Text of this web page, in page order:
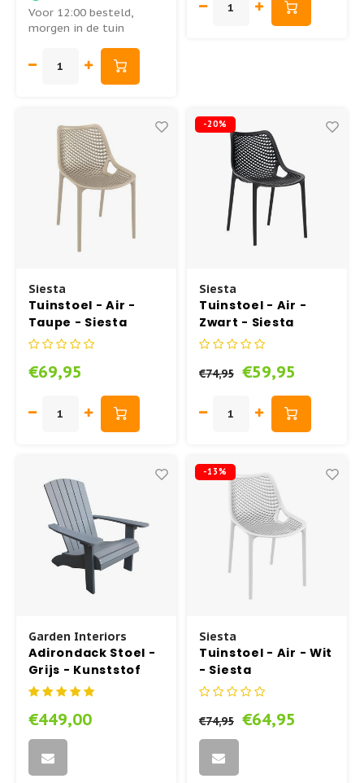
Voor 12:00 besteld,
morgen in de tuin
Siesta
Tuinstoel - Air -
Taupe - Siesta
€69,95
-20%
Siesta
Tuinstoel - Air -
Zwart - Siesta
€74,95 €59,95
Garden Interiors
Adirondack Stoel -
Grijs - Kunststof
Polywood - Garden
€449,00
-13%
Siesta
Tuinstoel - Air - Wit
- Siesta
€74,95 €64,95